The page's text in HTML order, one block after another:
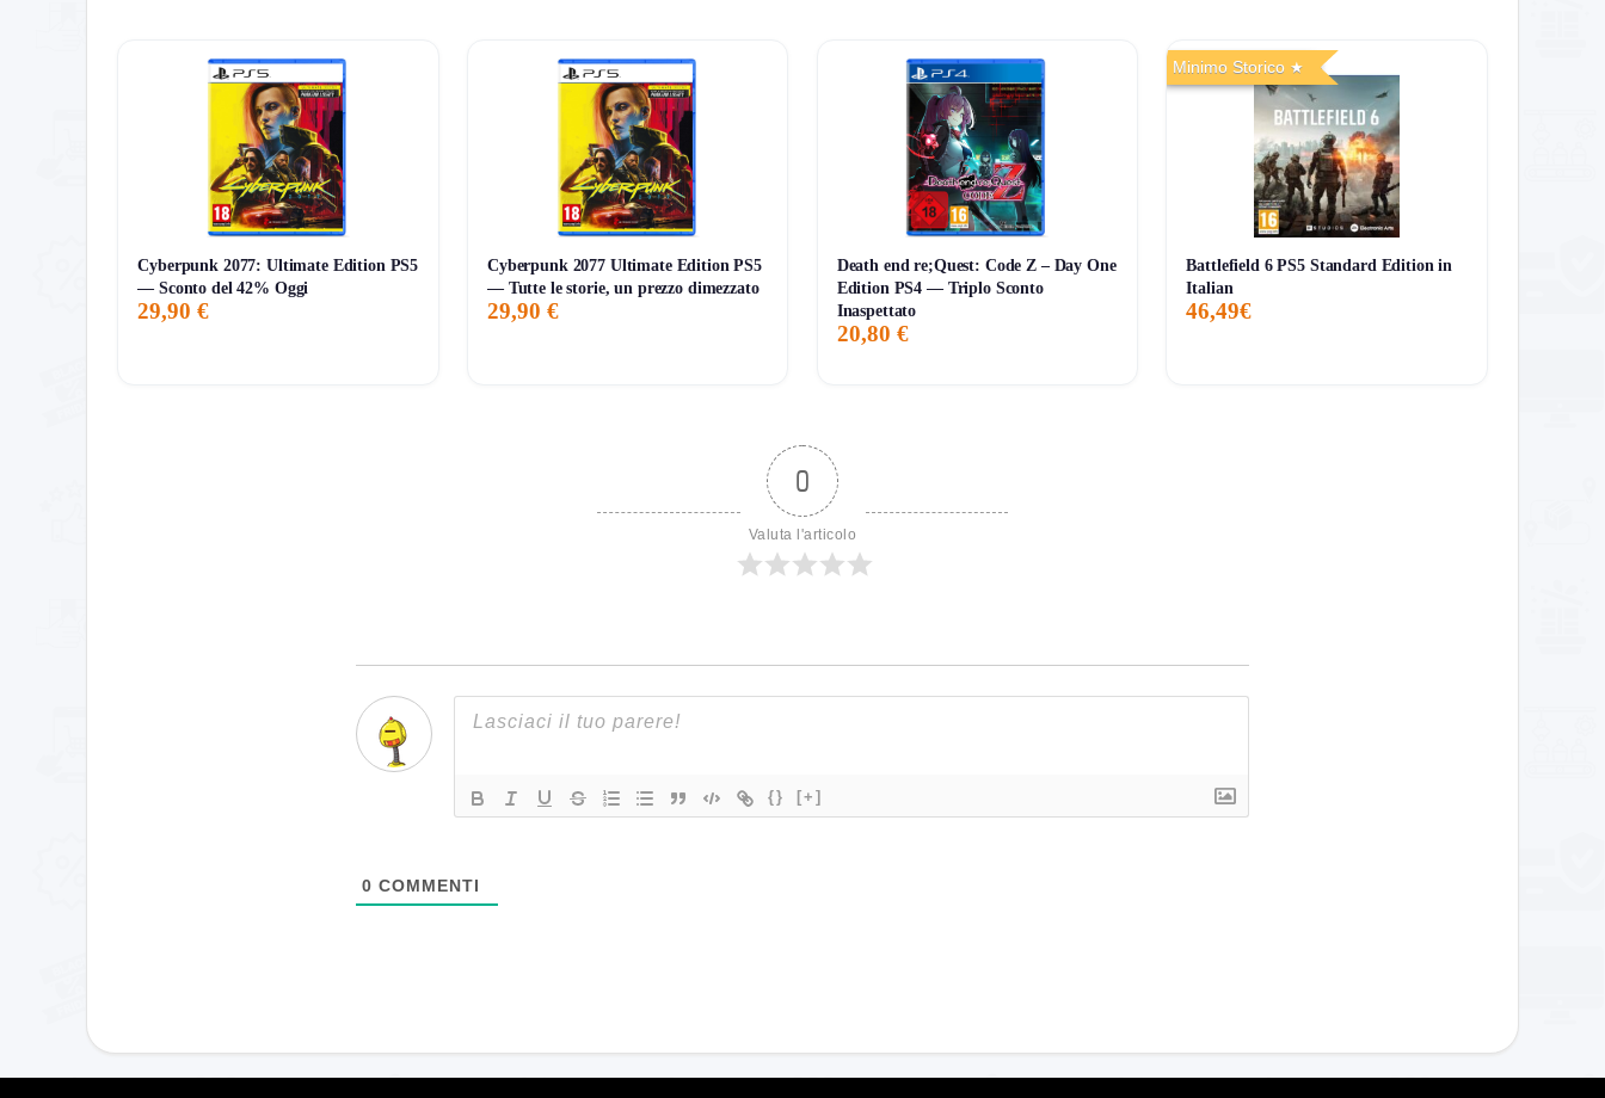
Valuta la comodità della cancellazione istantanea e la presenza di doppio colore per soddisfare gusti diversi. Ideale come regalo educativo, strumento per appunti
o passatempi creativi senza sprechi di carta.
Cyberpunk 2077: Ultimate Edition PS5
— Sconto del 42% Oggi
29,90 €
Cyberpunk 2077 Ultimate Edition PS5
— Tutte le storie, un prezzo dimezzato
29,90 €
Death end re;Quest: Code Z – Day One
Edition PS4 — Triplo Sconto
Inaspettato
20,80 €
Minimo Storico
Battlefield 6 PS5 Standard Edition in
Italian
46,49€
0
Valuta l'articolo
{} [+]
0 COMMENTI